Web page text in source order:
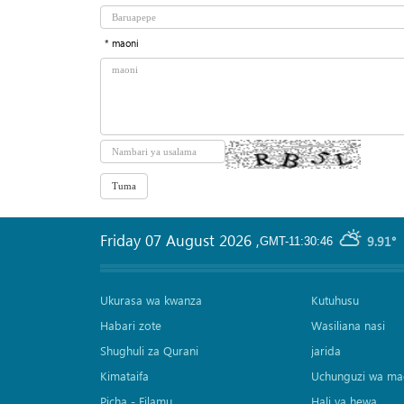
* maoni
GMT-11:30:46 9.91°
Friday 07 August 2026 ,
Ukurasa wa kwanza
Habari zote
Shughuli za Qurani
Kimataifa
Kutuhusu
Wasiliana nasi
jarida
Uchunguzi wa